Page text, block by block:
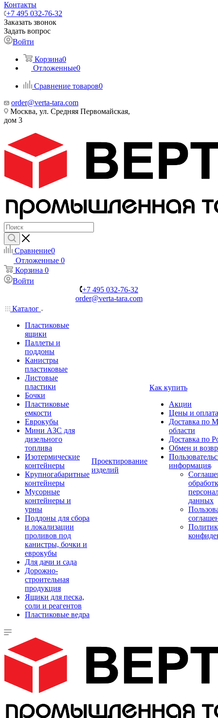
Контакты
+7 495 032-76-32
Заказать звонок
Задать вопрос
Войти
Корзина0
Отложенные0
Сравнение товаров0
order@verta-tara.com
Москва, ул. Средняя Первомайская,
дом 3
Сравнение0
Отложенные 0
Корзина 0
Войти
+7 495 032-76-32
order@verta-tara.com
Каталог
Пластиковые
ящики
Паллеты и
поддоны
Канистры
пластиковые
Листовые
пластики
Бочки
Пластиковые
емкости
Еврокубы
Мини АЗС для
дизельного
топлива
Изотермические
контейнеры
Крупногабаритные
контейнеры
Мусорные
контейнеры и
урны
Поддоны для сбора
и локализации
проливов под
канистры, бочки и
еврокубы
Для дачи и сада
Дорожно-
строительная
продукция
Ящики для песка,
соли и реагентов
Пластиковые ведра
Проектирование
изделий
Как купить
Акции
Цены и оплата
Доставка по
области
Доставка по
Обмен и
информация
данных